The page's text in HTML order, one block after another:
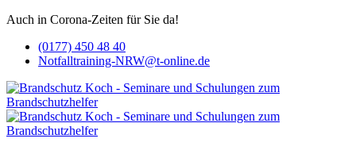
Auch in Corona-Zeiten für Sie da!
(0177) 450 48 40
Notfalltraining-NRW@t-online.de